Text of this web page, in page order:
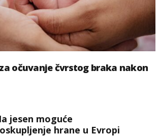
očuvanje čvrstog braka nakon
jesen moguće
hrane u Evropi